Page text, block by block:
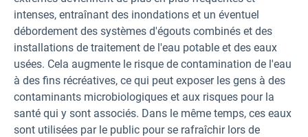
intenses, entraînant des inondations et un éventuel
débordement des systèmes d'égouts combinés et des
installations de traitement de l'eau potable et des eaux
usées. Cela augmente le risque de contamination de l'eau
à des fins récréatives, ce qui peut exposer les gens à des
contaminants microbiologiques et aux risques pour la
santé qui y sont associés. Dans le même temps, ces eaux
sont utilisées par le public pour se rafraîchir lors de